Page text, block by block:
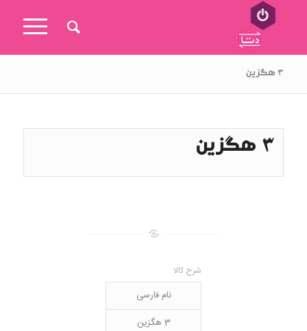
۳ هگزین
3 هگزین
شرح کالا
نام فارسی
3 هگزین